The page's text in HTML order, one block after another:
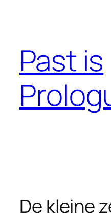
Past is
De kleine